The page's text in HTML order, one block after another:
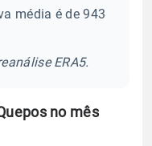
média é de 943
ERA5.
no mês